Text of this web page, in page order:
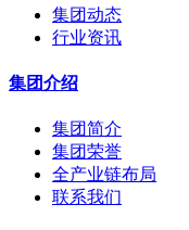
集团动态
行业资讯
集团介绍
集团简介
集团荣誉
全产业链布局
联系我们